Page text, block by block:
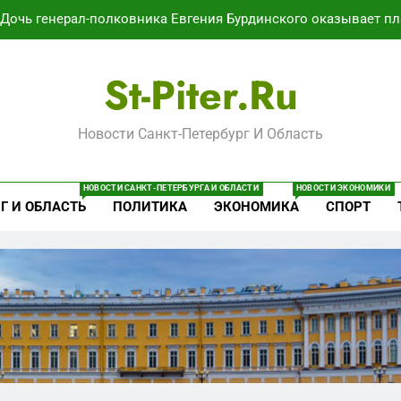
Дочь генерал-полковника Евгения Бурдинского оказывает
Путёвки есть – мест нет:
Минпромторг потребовал данные о складах с военной
В Воронеже участников СВО берут на
Путёвки есть – мест нет:
St-Piter.ru
Новости Санкт-Петербург И Область
И ОБЛАСТЬ
НОВОСТИ САНКТ-ПЕТЕРБУРГА И ОБЛАСТИ
ПОЛИТИКА ЭКОНОМИКА
НОВОСТИ ЭКОНОМИКИ
СПОРТ